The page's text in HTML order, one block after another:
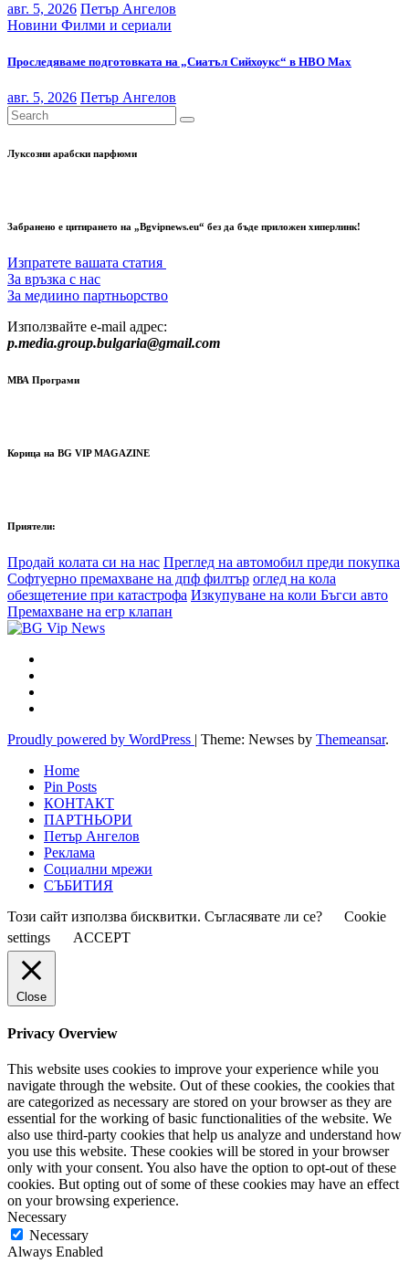
авг. 5, 2026 Петър Ангелов
Новини Филми и сериали
Проследяваме подготовката на „Сиатъл Сийхоукс“ в HBO Max
авг. 5, 2026 Петър Ангелов
Луксозни арабски парфюми
Забранено е цитирането на „Bgvipnews.eu“ без да бъде приложен хиперлинк!
Изпратете вашата статия
За връзка с нас
За медиино партньорство
Използвайте e-mail адрес:
p.media.group.bulgaria@gmail.com
МВА Програми
Корица на BG VIP MAGAZINE
Приятели:
Продай колата си на нас Преглед на автомобил преди покупка
Софтуерно премахване на дпф филтър оглед на кола
обезщетение при катастрофа Изкупуване на коли Бъгси авто
Премахване на егр клапан
Proudly powered by WordPress | Theme: Newses by Themeansar.
Home
Pin Posts
КОНТАКТ
ПАРТНЬОРИ
Петър Ангелов
Реклама
Социални мрежи
СЪБИТИЯ
Този сайт използва бисквитки. Съгласявате ли се?
Cookie
settings
ACCEPT
Close
Privacy Overview
This website uses cookies to improve your experience while you
navigate through the website. Out of these cookies, the cookies that
are categorized as necessary are stored on your browser as they are
essential for the working of basic functionalities of the website. We
also use third-party cookies that help us analyze and understand how
you use this website. These cookies will be stored in your browser
only with your consent. You also have the option to opt-out of these
cookies. But opting out of some of these cookies may have an effect
on your browsing experience.
Necessary
Necessary
Always Enabled